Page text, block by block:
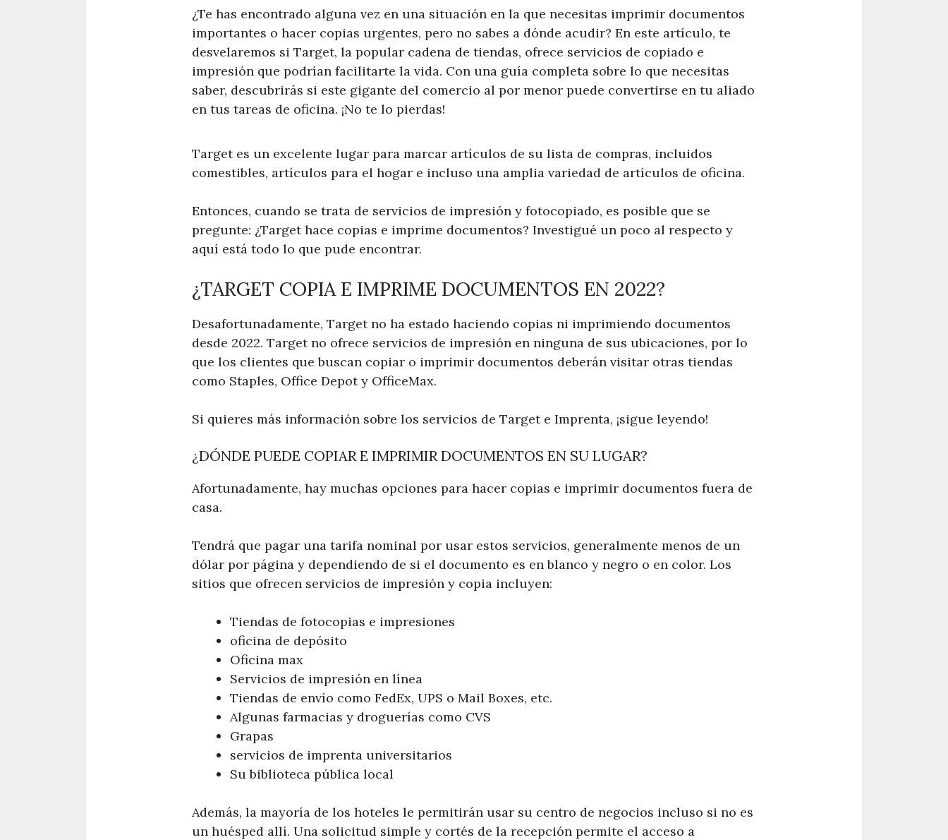
¿Te has encontrado alguna vez en una situación en la que necesitas imprimir documentos
importantes o hacer copias urgentes, pero no sabes a dónde acudir? En este artículo, te
desvelaremos si Target, la popular cadena de tiendas, ofrece servicios de copiado e
impresión que podrían facilitarte la vida. Con una guía completa sobre lo que necesitas
saber, descubrirás si este gigante del comercio al por menor puede convertirse en tu aliado
en tus tareas de oficina. ¡No te lo pierdas!
Target es un excelente lugar para marcar artículos de su lista de compras, incluidos
comestibles, artículos para el hogar e incluso una amplia variedad de artículos de oficina.
Entonces, cuando se trata de servicios de impresión y fotocopiado, es posible que se
pregunte: ¿Target hace copias e imprime documentos? Investigué un poco al respecto y
aquí está todo lo que pude encontrar.
¿TARGET COPIA E IMPRIME DOCUMENTOS EN 2022?
Desafortunadamente, Target no ha estado haciendo copias ni imprimiendo documentos
desde 2022. Target no ofrece servicios de impresión en ninguna de sus ubicaciones, por lo
que los clientes que buscan copiar o imprimir documentos deberán visitar otras tiendas
como Staples, Office Depot y OfficeMax.
Si quieres más información sobre los servicios de Target e Imprenta, ¡sigue leyendo!
¿DÓNDE PUEDE COPIAR E IMPRIMIR DOCUMENTOS EN SU LUGAR?
Afortunadamente, hay muchas opciones para hacer copias e imprimir documentos fuera de
casa.
Tendrá que pagar una tarifa nominal por usar estos servicios, generalmente menos de un
dólar por página y dependiendo de si el documento es en blanco y negro o en color. Los
sitios que ofrecen servicios de impresión y copia incluyen:
Tiendas de fotocopias e impresiones
oficina de depósito
Oficina max
Servicios de impresión en línea
Tiendas de envío como FedEx, UPS o Mail Boxes, etc.
Algunas farmacias y droguerías como CVS
Grapas
servicios de imprenta universitarios
Su biblioteca pública local
Además, la mayoría de los hoteles le permitirán usar su centro de negocios incluso si no es
un huésped allí. Una solicitud simple y cortés de la recepción permite el acceso a